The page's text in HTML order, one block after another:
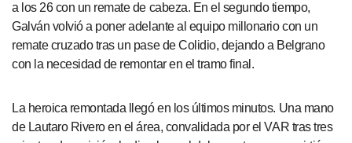
a los 26 con un remate de cabeza. En el segundo tiempo,
Galván volvió a poner adelante al equipo millonario con un
remate cruzado tras un pase de Colidio, dejando a Belgrano
con la necesidad de remontar en el tramo final.
La heroica remontada llegó en los últimos minutos. Una mano
de Lautaro Rivero en el área, convalidada por el VAR tras tres